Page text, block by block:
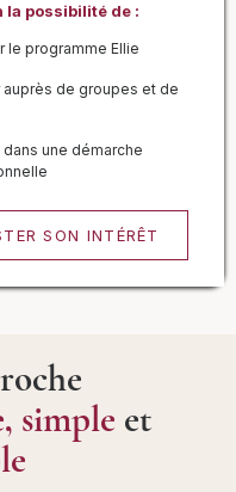
la possibilité de :
le programme Ellie
auprès de groupes et de
dans une démarche
SON INTÉRÊT
simple et